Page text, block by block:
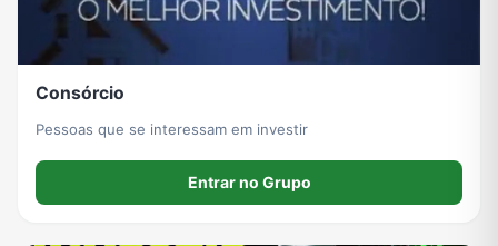
Consórcio
Pessoas que se interessam em investir
Entrar no Grupo